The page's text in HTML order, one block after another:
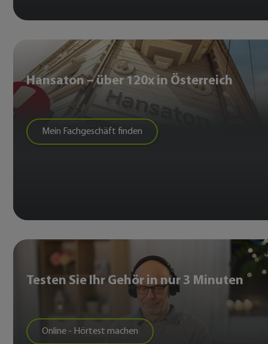
Hansaton – über 120x in Österreich
Mein Fachgeschäft finden
Testen Sie Ihr Gehör in nur 3 Minuten
Online - Hörtest machen